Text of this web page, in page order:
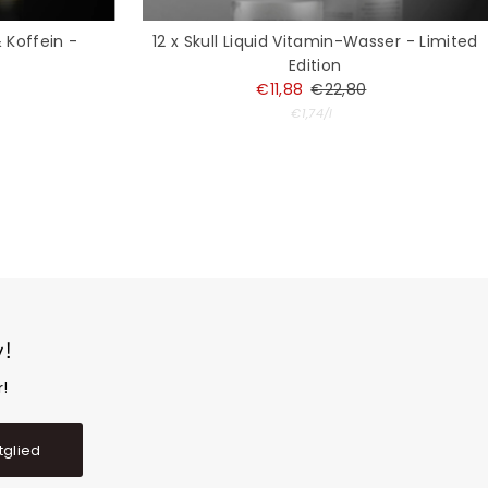
Koffein -
12 x Skull Liquid Vitamin-Wasser - Limited
Edition
Angebotspreis
€11,88 Regulärer
Preis
€22,80
Stückpreis
€1,74/pro
l